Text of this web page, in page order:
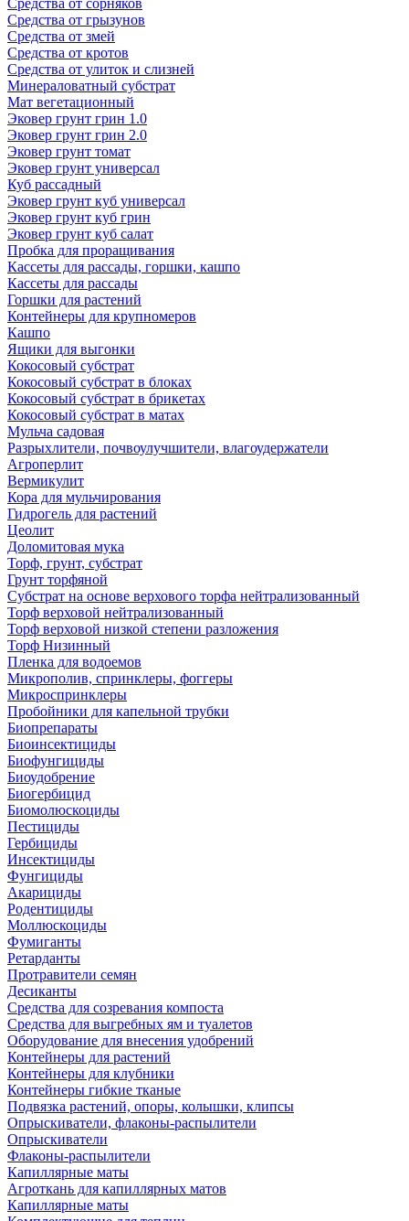
Средства от сорняков
Средства от грызунов
Средства от змей
Средства от кротов
Средства от улиток и слизней
Минераловатный субстрат
Мат вегетационный
Эковер грунт грин 1.0
Эковер грунт грин 2.0
Эковер грунт томат
Эковер грунт универсал
Куб рассадный
Эковер грунт куб универсал
Эковер грунт куб грин
Эковер грунт куб салат
Пробка для проращивания
Кассеты для рассады, горшки, кашпо
Кассеты для рассады
Горшки для растений
Контейнеры для крупномеров
Кашпо
Ящики для выгонки
Кокосовый субстрат
Кокосовый субстрат в блоках
Кокосовый субстрат в брикетах
Кокосовый субстрат в матах
Мульча садовая
Разрыхлители, почвоулучшители, влагоудержатели
Агроперлит
Вермикулит
Кора для мульчирования
Гидрогель для растений
Цеолит
Доломитовая мука
Торф, грунт, субстрат
Грунт торфяной
Субстрат на основе верхового торфа нейтрализованный
Торф верховой нейтрализованный
Торф верховой низкой степени разложения
Торф Низинный
Пленка для водоемов
Микрополив, спринклеры, фоггеры
Микроспринклеры
Пробойники для капельной трубки
Биопрепараты
Биоинсектициды
Биофунгициды
Биоудобрение
Биогербицид
Биомолюскоциды
Пестициды
Гербициды
Инсектициды
Фунгициды
Акарициды
Родентициды
Моллюскоциды
Фумиганты
Ретарданты
Протравители семян
Десиканты
Средства для созревания компоста
Средства для выгребных ям и туалетов
Оборудование для внесения удобрений
Контейнеры для растений
Контейнеры для клубники
Контейнеры гибкие тканые
Подвязка растений, опоры, колышки, клипсы
Опрыскиватели, флаконы-распылители
Опрыскиватели
Флаконы-распылители
Капиллярные маты
Агроткань для капиллярных матов
Капиллярные маты